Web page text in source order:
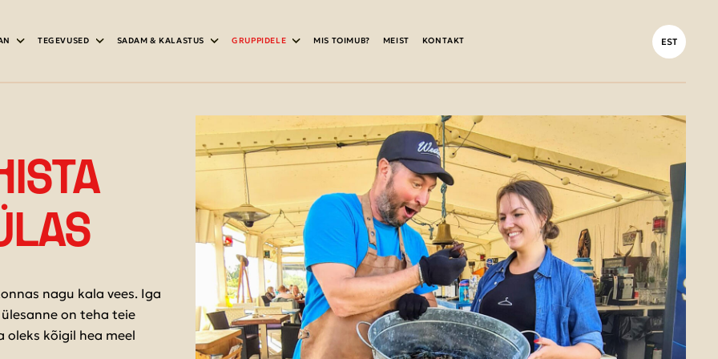
TEGEVUSED SADAM & KALASTUS GRUPPIDELE MIS TOIMUB? MEIST KONTAKT EST
nagu kala vees. Iga
on teha teie
kõigil hea meel